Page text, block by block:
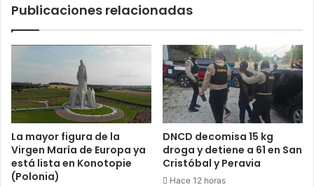
Publicaciones relacionadas
La mayor figura de la
Virgen María de Europa ya
está lista en Konotopie
(Polonia)
DNCD decomisa 15 kg
droga y detiene a 61 en San
Cristóbal y Peravia
Hace 12 horas